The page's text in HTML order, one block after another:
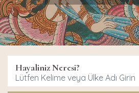
Hayaliniz Neresi?